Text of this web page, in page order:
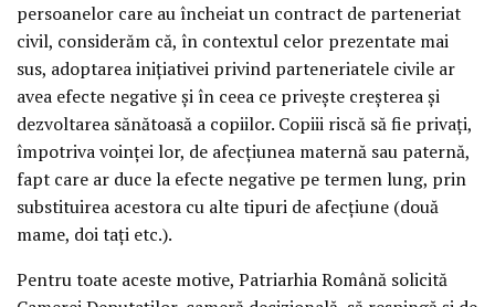
persoanelor care au încheiat un contract de parteneriat
civil, considerăm că, în contextul celor prezentate mai
sus, adoptarea iniţiativei privind parteneriatele civile ar
avea efecte negative şi în ceea ce priveşte creşterea şi
dezvoltarea sănătoasă a copiilor. Copiii riscă să fie privaţi,
împotriva voinţei lor, de afecţiunea maternă sau paternă,
fapt care ar duce la efecte negative pe termen lung, prin
substituirea acestora cu alte tipuri de afecţiune (două
mame, doi taţi etc.).
Pentru toate aceste motive, Patriarhia Română solicită